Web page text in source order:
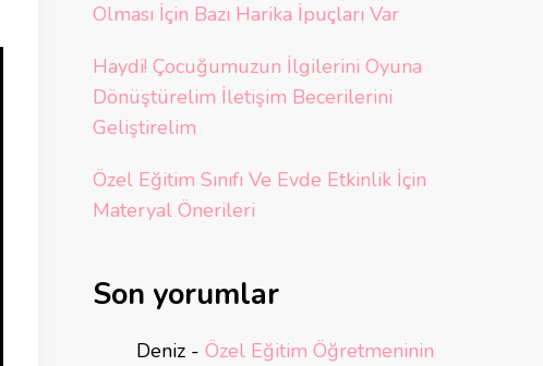
Olması İçin Bazı Harika İpuçları Var
Haydi! Çocuğumuzun İlgilerini Oyuna
Dönüştürelim İletişim Becerilerini
Geliştirelim
Özel Eğitim Sınıfı Ve Evde Etkinlik İçin
Materyal Önerileri
Son yorumlar
Deniz- Özel Eğitim Öğretmeninin